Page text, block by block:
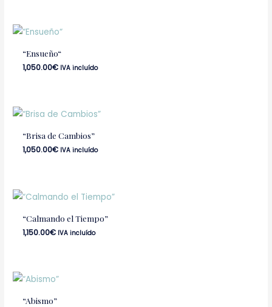
“Ensueño“
1,050.00€ IVA incluído
“Brisa de Cambios”
1,050.00€ IVA incluído
“Calmando el Tiempo”
1,150.00€ IVA incluído
“Abismo”